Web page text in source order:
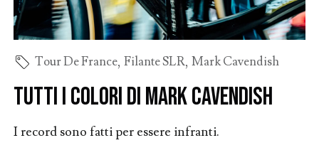
Tour De France, Filante SLR, Mark Cavendish
Tutti i colori di Mark Cavendish
I record sono fatti per essere infranti.